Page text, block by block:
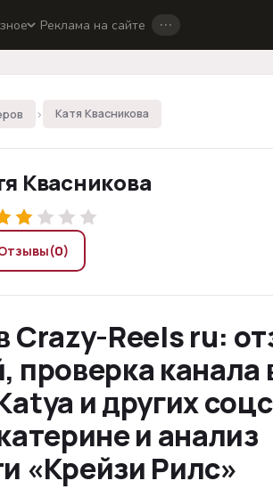
Реклама на сайте …
› Катя Квасникова
Квасникова
(0)
Crazy-Reels ru:
проверка канала
и других
и анализ
«Крейзи Рилс»